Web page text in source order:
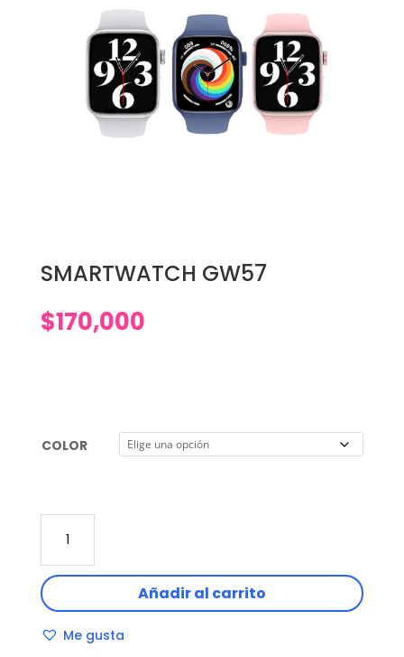
SMARTWATCH GW57
$170,000
COLOR
GW57
cantidad
Añadir al carrito
Me gusta